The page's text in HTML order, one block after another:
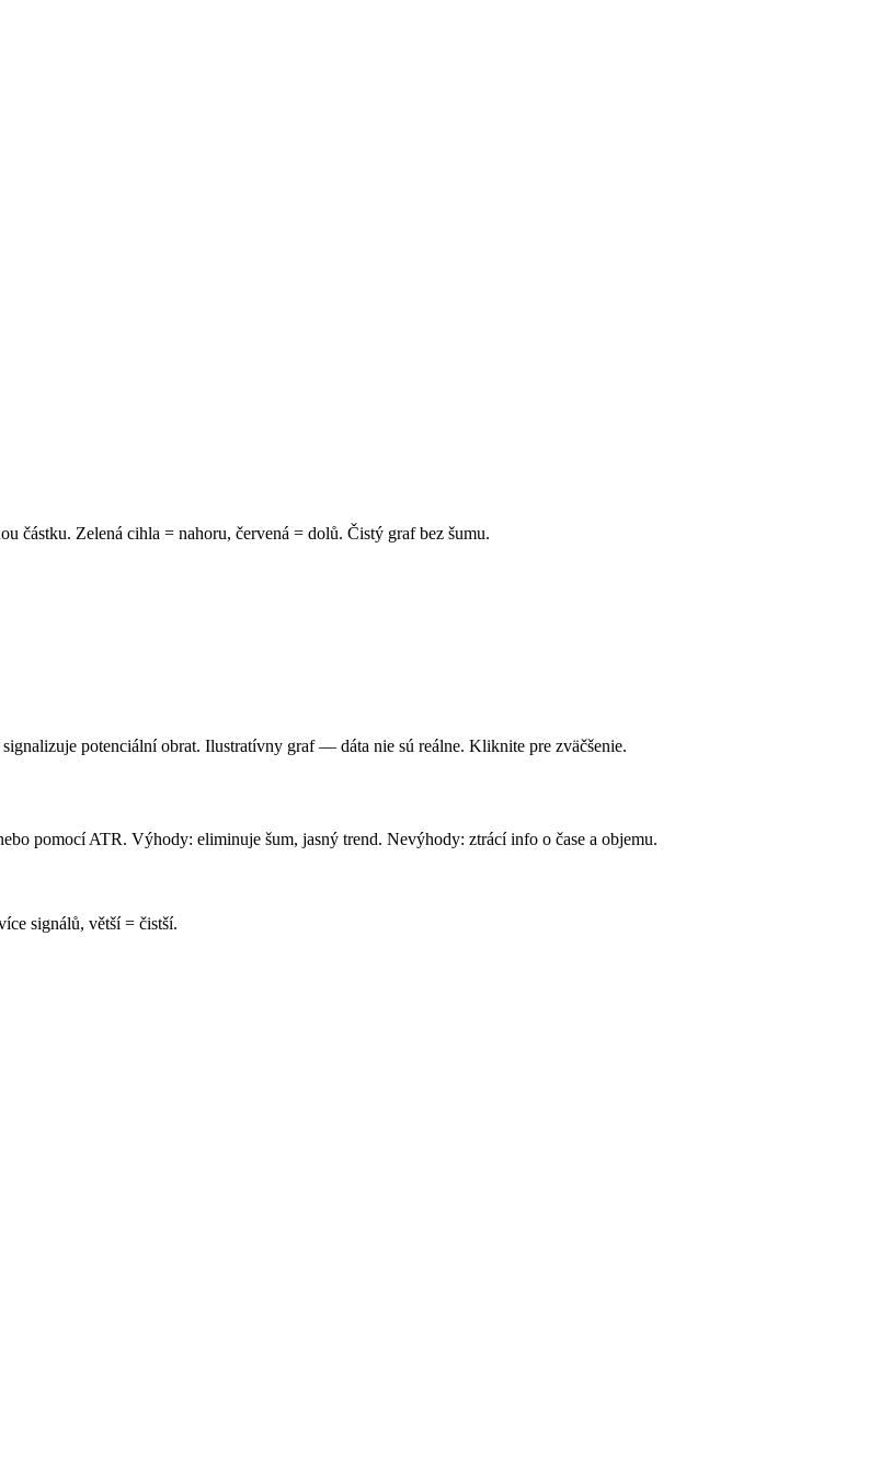
částku. Zelená cihla = nahoru, červená = dolů. Čistý graf bez šumu.
potenciální obrat. Ilustratívny graf — dáta nie sú reálne. Kliknite pre zväčšenie.
pomocí ATR. Výhody: eliminuje šum, jasný trend. Nevýhody: ztrácí info o čase a objemu.
signálů, větší = čistší.